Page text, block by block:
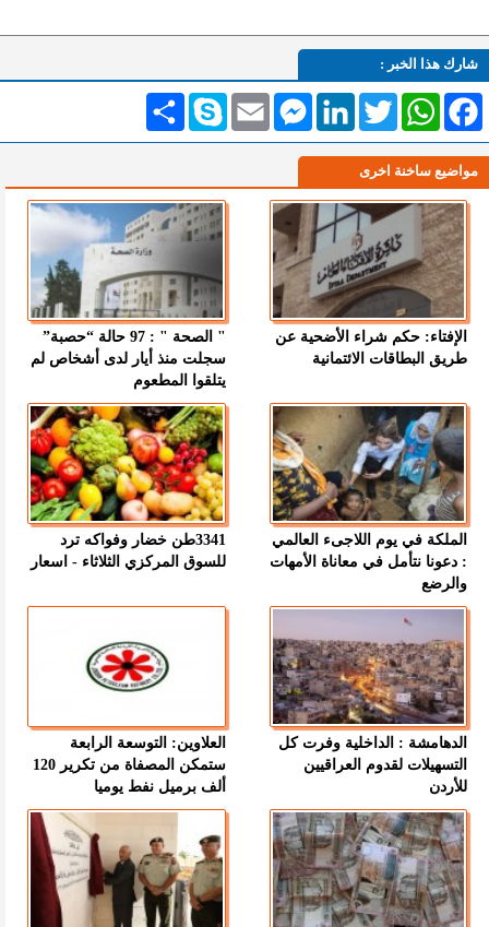
شارك هذا الخبر :
انشر Skype Email
MessengerLinkedInTwitterWhatsAppFacebook
مواضيع ساخنة اخرى
الإفتاء: حكم شراء الأضحية عن
طريق البطاقات الائتمانية
" الصحة " : 97 حالة “حصبة”
سجلت منذ أيار لدى أشخاص لم
يتلقوا المطعوم
الملكة في يوم اللاجىء العالمي
: دعونا نتأمل في معاناة الأمهات
والرضع
3341طن خضار وفواكه ترد
للسوق المركزي الثلاثاء - اسعار
الدهامشة : الداخلية وفرت كل
التسهيلات لقدوم العراقيين
للأردن
العلاوين: التوسعة الرابعة
ستمكن المصفاة من تكرير 120
ألف برميل نفط يوميا